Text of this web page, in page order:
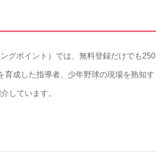
グポイント）では、無料登録だけでも250
成した指導者、少年野球の現場を熟知す
しています。